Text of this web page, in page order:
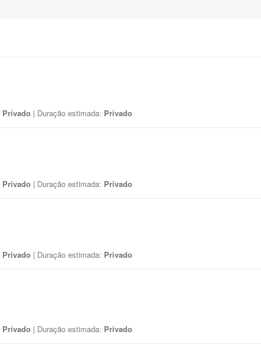
Privado | Duração estimada: Privado
Privado | Duração estimada: Privado
Privado | Duração estimada: Privado
Privado | Duração estimada: Privado